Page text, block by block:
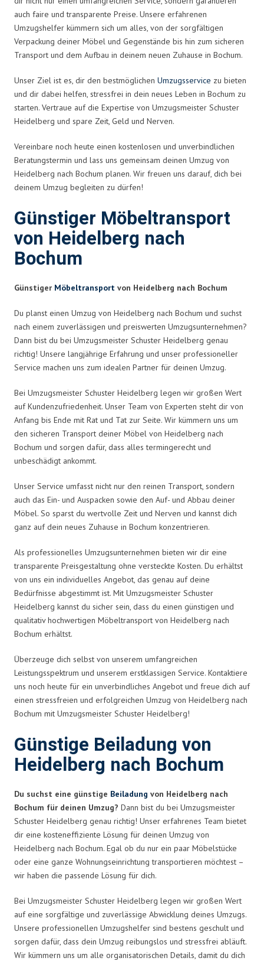
auch faire und transparente Preise. Unsere erfahrenen
Umzugshelfer kümmern sich um alles, von der sorgfältigen
Verpackung deiner Möbel und Gegenstände bis hin zum sicheren
Transport und dem Aufbau in deinem neuen Zuhause in Bochum.
Unser Ziel ist es, dir den bestmöglichen Umzugsservice zu bieten
und dir dabei helfen, stressfrei in dein neues Leben in Bochum zu
starten. Vertraue auf die Expertise von Umzugsmeister Schuster
Heidelberg und spare Zeit, Geld und Nerven.
Vereinbare noch heute einen kostenlosen und unverbindlichen
Beratungstermin und lass uns gemeinsam deinen Umzug von
Heidelberg nach Bochum planen. Wir freuen uns darauf, dich bei
deinem Umzug begleiten zu dürfen!
Günstiger Möbeltransport
von Heidelberg nach
Bochum
Günstiger Möbeltransport von Heidelberg nach Bochum
Du planst einen Umzug von Heidelberg nach Bochum und suchst
nach einem zuverlässigen und preiswerten Umzugsunternehmen?
Dann bist du bei Umzugsmeister Schuster Heidelberg genau
richtig! Unsere langjährige Erfahrung und unser professioneller
Service machen uns zum idealen Partner für deinen Umzug.
Bei Umzugsmeister Schuster Heidelberg legen wir großen Wert
auf Kundenzufriedenheit. Unser Team von Experten steht dir von
Anfang bis Ende mit Rat und Tat zur Seite. Wir kümmern uns um
den sicheren Transport deiner Möbel von Heidelberg nach
Bochum und sorgen dafür, dass alles termingerecht und
unbeschädigt ankommt.
Unser Service umfasst nicht nur den reinen Transport, sondern
auch das Ein- und Auspacken sowie den Auf- und Abbau deiner
Möbel. So sparst du wertvolle Zeit und Nerven und kannst dich
ganz auf dein neues Zuhause in Bochum konzentrieren.
Als professionelles Umzugsunternehmen bieten wir dir eine
transparente Preisgestaltung ohne versteckte Kosten. Du erhältst
von uns ein individuelles Angebot, das genau auf deine
Bedürfnisse abgestimmt ist. Mit Umzugsmeister Schuster
Heidelberg kannst du sicher sein, dass du einen günstigen und
qualitativ hochwertigen Möbeltransport von Heidelberg nach
Bochum erhältst.
Überzeuge dich selbst von unserem umfangreichen
Leistungsspektrum und unserem erstklassigen Service. Kontaktiere
uns noch heute für ein unverbindliches Angebot und freue dich auf
einen stressfreien und erfolgreichen Umzug von Heidelberg nach
Bochum mit Umzugsmeister Schuster Heidelberg!
Günstige Beiladung von
Heidelberg nach Bochum
Du suchst eine günstige Beiladung von Heidelberg nach
Bochum für deinen Umzug? Dann bist du bei Umzugsmeister
Schuster Heidelberg genau richtig! Unser erfahrenes Team bietet
dir eine kosteneffiziente Lösung für deinen Umzug von
Heidelberg nach Bochum. Egal ob du nur ein paar Möbelstücke
oder eine ganze Wohnungseinrichtung transportieren möchtest –
wir haben die passende Lösung für dich.
Bei Umzugsmeister Schuster Heidelberg legen wir großen Wert
auf eine sorgfältige und zuverlässige Abwicklung deines Umzugs.
Unsere professionellen Umzugshelfer sind bestens geschult und
sorgen dafür, dass dein Umzug reibungslos und stressfrei abläuft.
Wir kümmern uns um alle organisatorischen Details, damit du dich